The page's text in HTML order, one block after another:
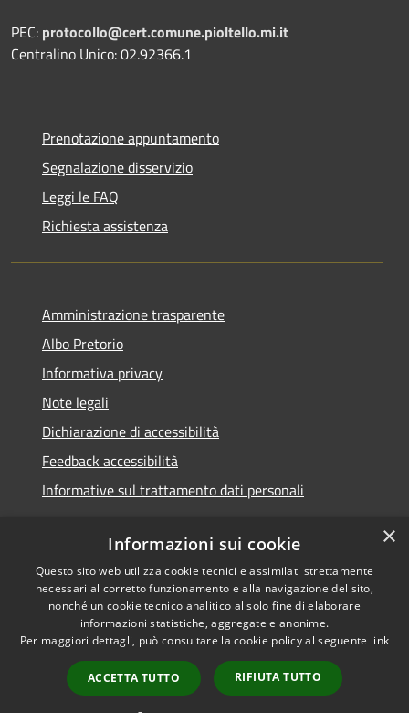
PEC: protocollo@cert.comune.pioltello.mi.it
Centralino Unico: 02.92366.1
Prenotazione appuntamento
Segnalazione disservizio
Leggi le FAQ
Richiesta assistenza
Amministrazione trasparente
Albo Pretorio
Informativa privacy
Note legali
Dichiarazione di accessibilità
Feedback accessibilità
Informative sul trattamento dati personali
RSS
Accessibilità
Cookie
Mappa del sito
Informativa trattamento
Copyright © 2026 • Comune di
Pioltello • Powered by
Municipium•Accesso
redazione
×
Informazioni sui cookie
Questo sito web utilizza cookie tecnici e assimilati strettamente
necessari al corretto funzionamento e alla navigazione del sito,
nonché un cookie tecnico analitico al solo fine di elaborare
informazioni statistiche, aggregate e anonime.
Per maggiori dettagli, può consultare la cookie policy al seguente link
ACCETTA TUTTO RIFIUTA TUTTO